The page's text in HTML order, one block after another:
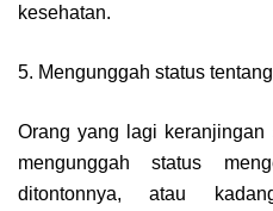
kesehatan.
5. Mengunggah status
Orang yang lagi keranjingan
mengunggah status
ditontonnya, atau